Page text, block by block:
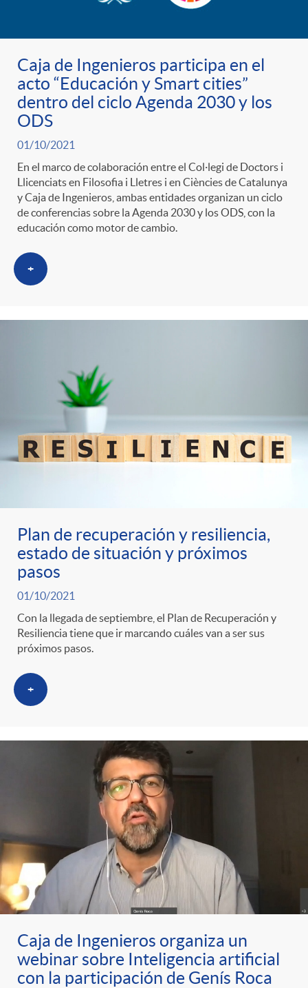
o
r
i
a
s
Caja de Ingenieros participa en el
acto “Educación y Smart cities”
dentro del ciclo Agenda 2030 y los
ODS
01/10/2021
En el marco de colaboración entre el Col·legi de Doctors i
Llicenciats en Filosofia i Lletres i en Ciències de Catalunya
y Caja de Ingenieros, ambas entidades organizan un ciclo
de conferencias sobre la Agenda 2030 y los ODS, con la
educación como motor de cambio.
+
Plan de recuperación y resiliencia,
estado de situación y próximos
pasos
01/10/2021
Con la llegada de septiembre, el Plan de Recuperación y
Resiliencia tiene que ir marcando cuáles van a ser sus
próximos pasos.
+
Caja de Ingenieros organiza un
webinar sobre Inteligencia artificial
con la participación de Genís Roca